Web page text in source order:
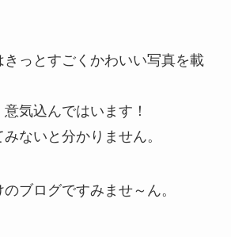
きっとすごくかわいい写真を載
気込んではいます！
ないと分かりません。
ブログですみませ～ん。